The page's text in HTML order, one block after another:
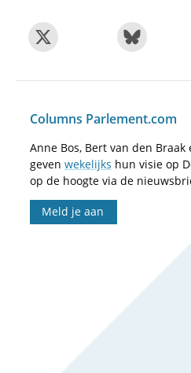
Columns Parlement.com
Anne Bos, Bert van den Braak
geven wekelijks hun visie op
op de hoogte via de
Meld je aan